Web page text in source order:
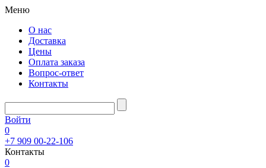
Меню
О нас
Доставка
Цены
Оплата заказа
Вопрос-ответ
Контакты
Войти
0
+7 909 00-22-106
Контакты
0